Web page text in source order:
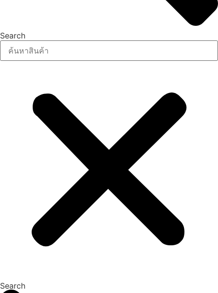
Search
Search